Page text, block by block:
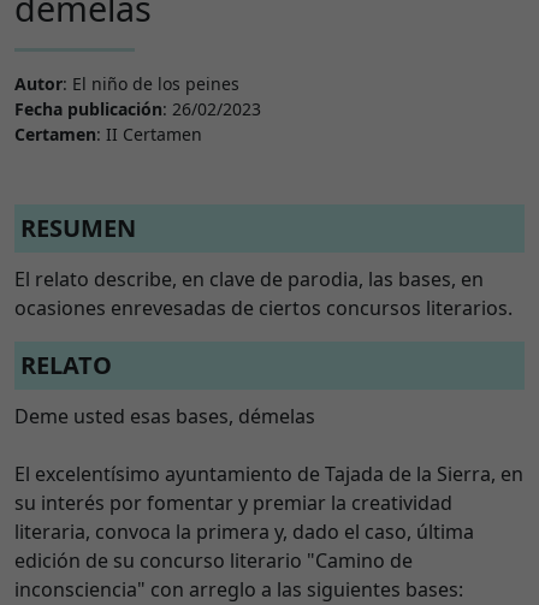
Autor: El niño de los peines
Fecha publicación: 26/02/2023
Certamen: II Certamen
RESUMEN
El relato describe, en clave de parodia, las bases, en
ocasiones enrevesadas de ciertos concursos literarios.
RELATO
Deme usted esas bases, démelas
El excelentísimo ayuntamiento de Tajada de la Sierra, en
su interés por fomentar y premiar la creatividad
literaria, convoca la primera y, dado el caso, última
edición de su concurso literario "Camino de
inconsciencia" con arreglo a las siguientes bases: